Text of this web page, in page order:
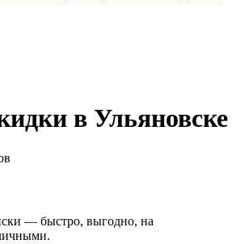
в Ульяновске
— быстро, выгодно, на